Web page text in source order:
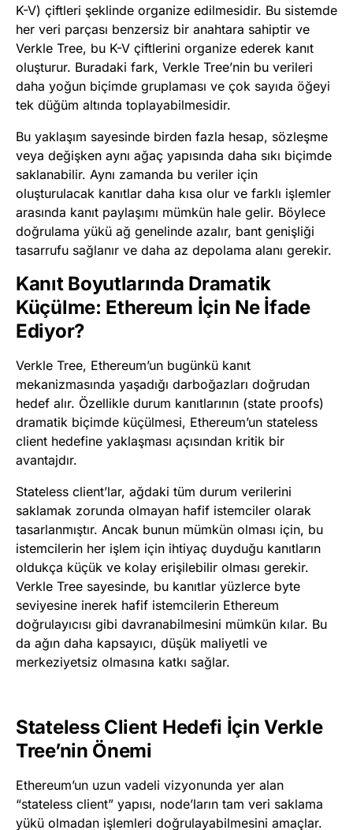
K-V) çiftleri şeklinde organize edilmesidir. Bu sistemde
her veri parçası benzersiz bir anahtara sahiptir ve
Verkle Tree, bu K-V çiftlerini organize ederek kanıt
oluşturur. Buradaki fark, Verkle Tree’nin bu verileri
daha yoğun biçimde gruplaması ve çok sayıda öğeyi
tek düğüm altında toplayabilmesidir.
Bu yaklaşım sayesinde birden fazla hesap, sözleşme
veya değişken aynı ağaç yapısında daha sıkı biçimde
saklanabilir. Aynı zamanda bu veriler için
oluşturulacak kanıtlar daha kısa olur ve farklı işlemler
arasında kanıt paylaşımı mümkün hale gelir. Böylece
doğrulama yükü ağ genelinde azalır, bant genişliği
tasarrufu sağlanır ve daha az depolama alanı gerekir.
Kanıt Boyutlarında Dramatik
Küçülme: Ethereum İçin Ne İfade
Ediyor?
Verkle Tree, Ethereum’un bugünkü kanıt
mekanizmasında yaşadığı darboğazları doğrudan
hedef alır. Özellikle durum kanıtlarının (state proofs)
dramatik biçimde küçülmesi, Ethereum’un stateless
client hedefine yaklaşması açısından kritik bir
avantajdır.
Stateless client’lar, ağdaki tüm durum verilerini
saklamak zorunda olmayan hafif istemciler olarak
tasarlanmıştır. Ancak bunun mümkün olması için, bu
istemcilerin her işlem için ihtiyaç duyduğu kanıtların
oldukça küçük ve kolay erişilebilir olması gerekir.
Verkle Tree sayesinde, bu kanıtlar yüzlerce byte
seviyesine inerek hafif istemcilerin Ethereum
doğrulayıcısı gibi davranabilmesini mümkün kılar. Bu
da ağın daha kapsayıcı, düşük maliyetli ve
merkeziyetsiz olmasına katkı sağlar.
Stateless Client Hedefi İçin Verkle
Tree’nin Önemi
Ethereum’un uzun vadeli vizyonunda yer alan
“stateless client” yapısı, node’ların tam veri saklama
yükü olmadan işlemleri doğrulayabilmesini amaçlar.